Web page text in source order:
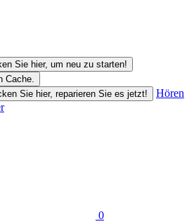
Sie hier, um neu zu starten!
Cache.
Sie hier, reparieren Sie es jetzt!
Hören
0